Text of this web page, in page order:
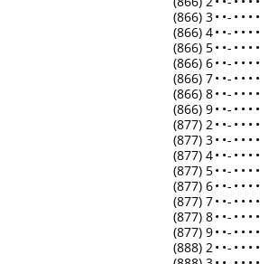
(866) 3• •- • • • •
(866) 4• •- • • • •
(866) 5• •- • • • •
(866) 6• •- • • • •
(866) 7• •- • • • •
(866) 8• •- • • • •
(866) 9• •- • • • •
(877) 2• •- • • • •
(877) 3• •- • • • •
(877) 4• •- • • • •
(877) 5• •- • • • •
(877) 6• •- • • • •
(877) 7• •- • • • •
(877) 8• •- • • • •
(877) 9• •- • • • •
(888) 2• •- • • • •